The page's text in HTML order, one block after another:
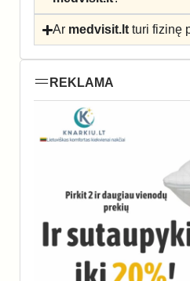
Ar medvisit.lt turi fizinę
REKLAMA